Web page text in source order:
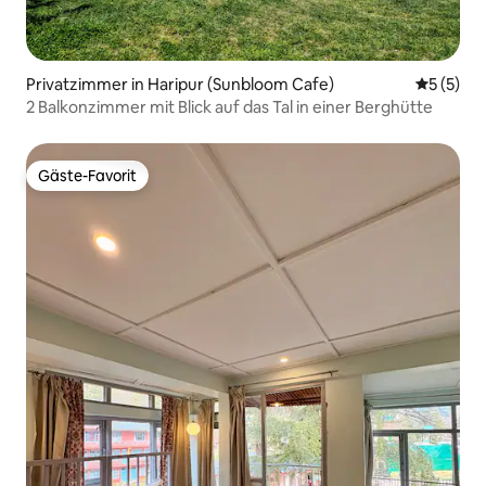
Privatzimmer in Haripur (Sunbloom Cafe)
5 (5)
2 Balkonzimmer mit Blick auf das Tal in einer Berghütte
Gäste-Favorit
Gäste-Favorit